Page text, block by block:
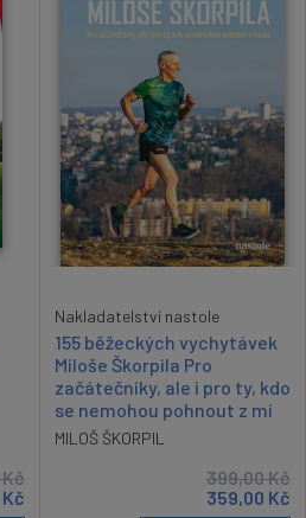
Kč
Kč
Nakladatelství nastole
155 běžeckých vychytávek
Miloše Škorpila Pro
začátečníky, ale i pro ty, kdo
se nemohou pohnout z mí
MILOŠ ŠKORPIL
399,00Kč
359,00 Kč